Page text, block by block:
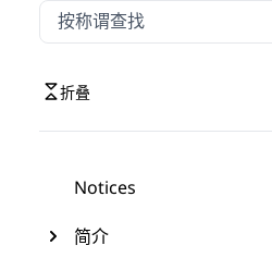
按称谓筛选导航
输入内容以按称谓筛选导航项
折叠
Notices
简介